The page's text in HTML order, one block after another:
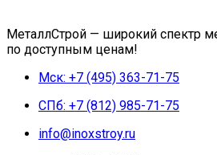
МеталлСтрой — широкий спектр
по доступным ценам!
Мск: +7 (495) 363-71-75
СПб: +7 (812) 985-71-75
info@inoxstroy.ru